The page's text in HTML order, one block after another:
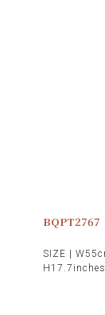
BQPT2767
SIZE |
H17.7inches